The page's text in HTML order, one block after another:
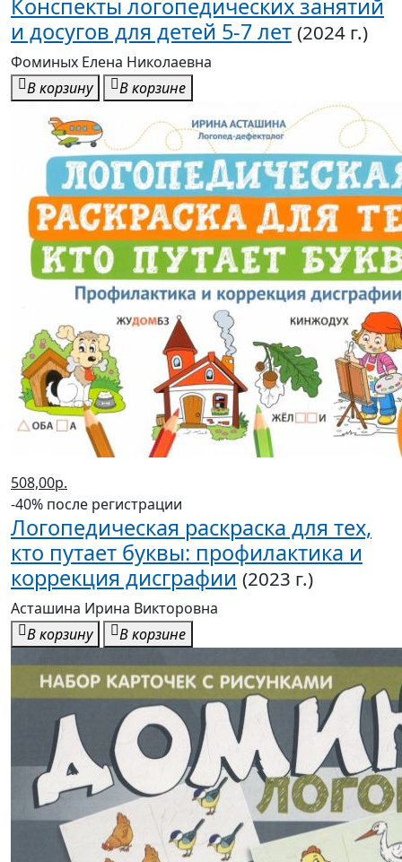
Конспекты логопедических занятий
и досугов для детей 5-7 лет (2024 г.)
Фоминых Елена Николаевна
В корзину
В корзине
508,00р.
-40% после регистрации
Логопедическая раскраска для тех,
кто путает буквы: профилактика и
коррекция дисграфии (2023 г.)
Асташина Ирина Викторовна
В корзину
В корзине